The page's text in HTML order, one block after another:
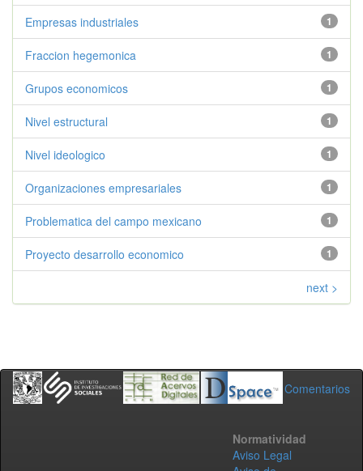
1
Empresas industriales
1
Fraccion hegemonica
1
Grupos economicos
1
Nivel estructural
1
Nivel ideologico
1
Organizaciones empresariales
1
Problematica del campo mexicano
1
Proyecto desarrollo economico
next >
Comentarios
Normatividad
Aviso Legal